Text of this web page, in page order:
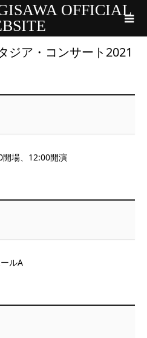
OFFICIAL
ジア・コンサート2021
場、12:00開演
ルA